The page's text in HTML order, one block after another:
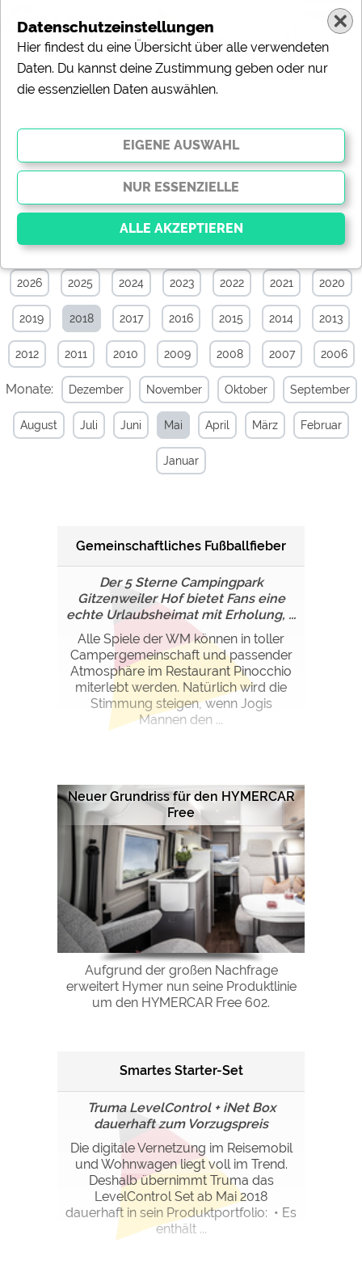
Campingplätze
Specials Aktuelle News
2026 2025 2024 2023 2022 2021 2020
2019 2018 2017 2016 2015 2014 2013
2012 2011 2010 2009 2008 2007 2006
Monate: Dezember November Oktober September
August Juli Juni Mai April März Februar
Januar
Gemeinschaftliches Fußballfieber
Der 5 Sterne Campingpark
Gitzenweiler Hof bietet Fans eine
echte Urlaubsheimat mit Erholung, ...
Alle Spiele der WM können in toller
Campergemeinschaft und passender
Atmosphäre im Restaurant Pinocchio
miterlebt werden. Natürlich wird die
Stimmung steigen, wenn Jogis
Mannen den ...
Neuer Grundriss für den HYMERCAR
Free
Aufgrund der großen Nachfrage
erweitert Hymer nun seine Produktlinie
um den HYMERCAR Free 602.
Smartes Starter-Set
Truma LevelControl + iNet Box
dauerhaft zum Vorzugspreis
Die digitale Vernetzung im Reisemobil
und Wohnwagen liegt voll im Trend.
Deshalb übernimmt Truma das
LevelControl Set ab Mai 2018
dauerhaft in sein Produktportfolio: • Es
enthält ...
Datenschutzeinstellungen
Hier findest du eine Übersicht über alle verwendeten
Daten. Du kannst deine Zustimmung geben oder nur
die essenziellen Daten auswählen.
Essenziell
Essenzielle Cookies ermöglichen grundlegende
Funktionen und sind für die einwandfreie Funktion der
werden Teile der Websitenicht funktionieren.
Externe Medien
YouTube (Videos von
Campingplätzen)
https://policies.google.com/privacy
Campingplatzvorschau (Vorschau
siehe Datenschutzerklärung des
jeweiligen Anbieters
Google reCAPTCHA (Formulare) https://policies.google.com/privacy
Google Analytics https://policies.google.com/privacy
Marketing
https://policies.google.com/privacy
Google AdSense
https://policies.google.com/privacy
Google Remarketing
https://policies.google.com/privacy
Die Cookieeinstellungen können jeder Zeit im Footer
über "COOKIES" geändert werden!